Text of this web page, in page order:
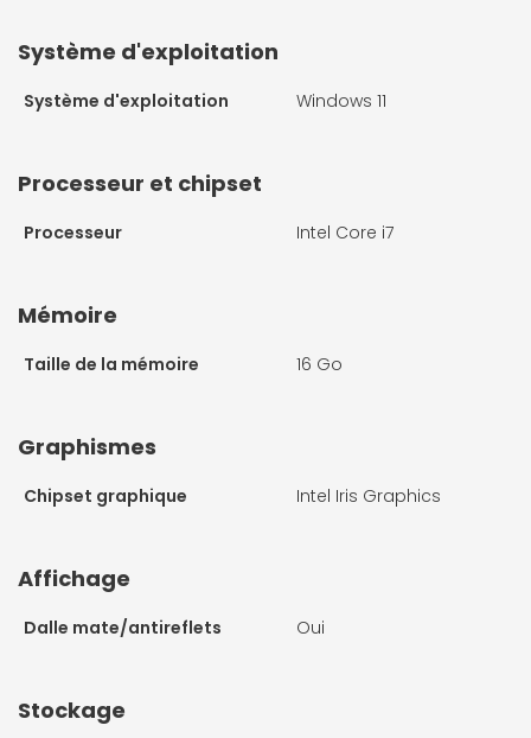
Système d'exploitation
Système d'exploitation Windows 11
Processeur et chipset
Processeur Intel Core i7
Mémoire
Taille de la mémoire 16 Go
Graphismes
Chipset graphique Intel Iris Graphics
Affichage
Dalle mate/antireflets Oui
Stockage